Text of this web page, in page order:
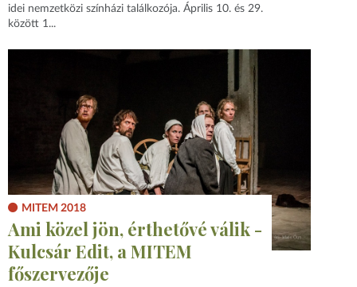
idei nemzetközi színházi találkozója. Április 10. és 29.
között 1...
MITEM 2018
Ami közel jön, érthetővé válik -
Kulcsár Edit, a MITEM
főszervezője